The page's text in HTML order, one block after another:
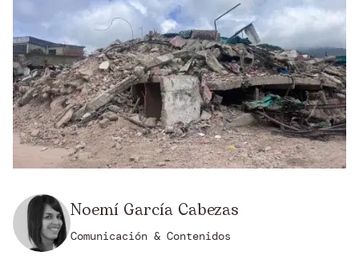
Noemí García Cabezas
Comunicación & Contenidos